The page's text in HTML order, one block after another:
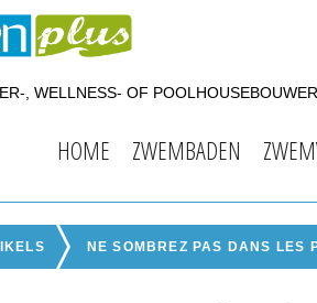
, WELLNESS- OF
HOME ZWEMBADEN
NE SOMBREZ PAS DANS LES